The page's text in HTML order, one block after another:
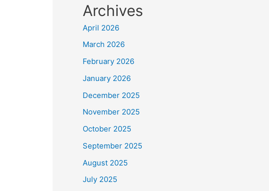
Archives
April 2026
March 2026
February 2026
January 2026
December 2025
November 2025
October 2025
September 2025
August 2025
July 2025